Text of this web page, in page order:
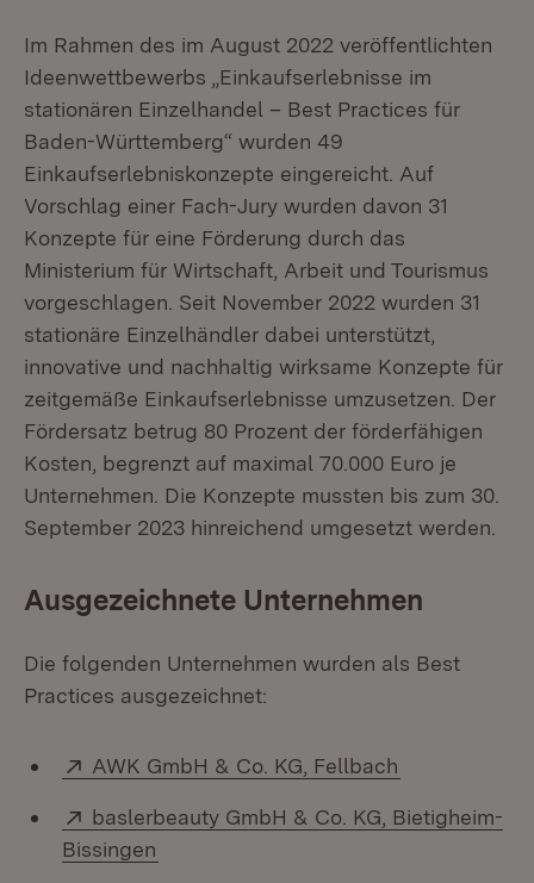
Im Rahmen des im August 2022 veröffentlichten
Ideenwettbewerbs „Einkaufserlebnisse im
stationären Einzelhandel – Best Practices für
Baden-Württemberg“ wurden 49
Einkaufserlebniskonzepte eingereicht. Auf
Vorschlag einer Fach-Jury wurden davon 31
Konzepte für eine Förderung durch das
Ministerium für Wirtschaft, Arbeit und Tourismus
vorgeschlagen. Seit November 2022 wurden 31
stationäre Einzelhändler dabei unterstützt,
innovative und nachhaltig wirksame Konzepte für
zeitgemäße Einkaufserlebnisse umzusetzen. Der
Fördersatz betrug 80 Prozent der förderfähigen
Kosten, begrenzt auf maximal 70.000 Euro je
Unternehmen. Die Konzepte mussten bis zum 30.
September 2023 hinreichend umgesetzt werden.
Ausgezeichnete Unternehmen
Die folgenden Unternehmen wurden als Best
Practices ausgezeichnet:
Extern:
AWK GmbH & Co. KG, Fellbach
Extern:
baslerbeauty GmbH & Co. KG, Bietigheim-
Bissingen